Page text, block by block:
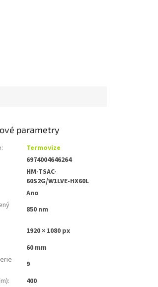
parametry
:
Termovize
6974004646264
HM-TSAC-
60S2G/W1LVE-HX60L
Ano
850 nm
1920 × 1080 px
60 mm
9
:
400